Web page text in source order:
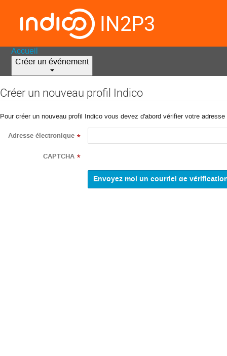
IN2P3
Accueil
Créer un événement
Créer un nouveau profil Indico
Pour créer un nouveau profil Indico vous devez d'abord vérifier votre
Adresse électronique *
CAPTCHA *